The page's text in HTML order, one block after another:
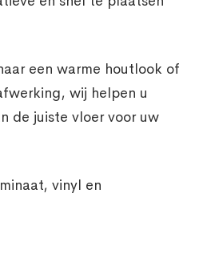
een warme houtlook of
wij helpen u
de juiste vloer voor uw
vinyl en